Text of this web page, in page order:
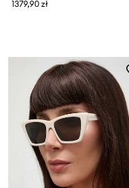
1379,90 zł